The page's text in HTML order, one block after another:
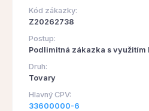
Kód zákazky:
Z20262738
Postup:
Podlimitná zákazka s využitím
Druh:
Tovary
Hlavný CPV:
33600000-6